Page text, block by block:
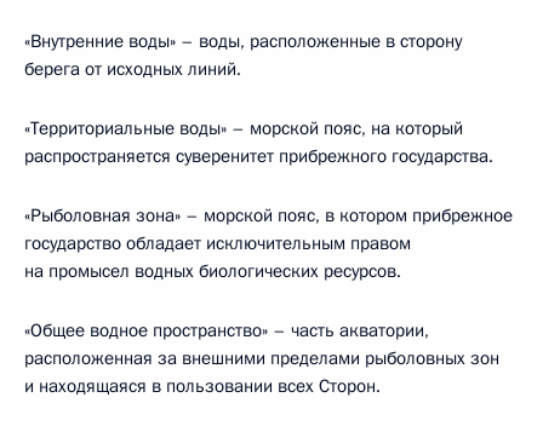
«Внутренние воды» – воды, расположенные в сторону
берега от исходных линий.
«Территориальные воды» – морской пояс, на который
распространяется суверенитет прибрежного государства.
«Рыболовная зона» – морской пояс, в котором прибрежное
государство обладает исключительным правом
на промысел водных биологических ресурсов.
«Общее водное пространство» – часть акватории,
расположенная за внешними пределами рыболовных зон
и находящаяся в пользовании всех Сторон.